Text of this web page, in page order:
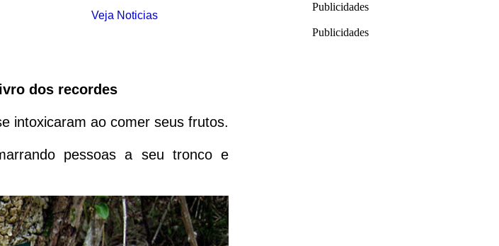
Veja Noticias
dos recordes
intoxicaram ao comer seus frutos.
pessoas a seu tronco e
Publicidades
Publicidades